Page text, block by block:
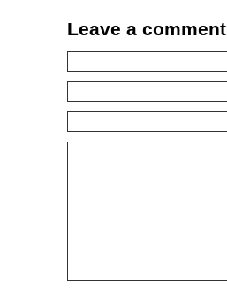
Leave a comment